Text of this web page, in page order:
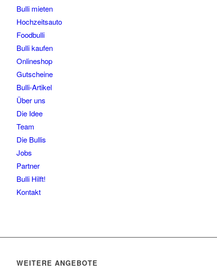
Bulli mieten
Hochzeitsauto
Foodbulli
Bulli kaufen
Onlineshop
Gutscheine
Bulli-Artikel
Über uns
Die Idee
Team
Die Bullis
Jobs
Partner
Bulli Hilft!
Kontakt
WEITERE ANGEBOTE